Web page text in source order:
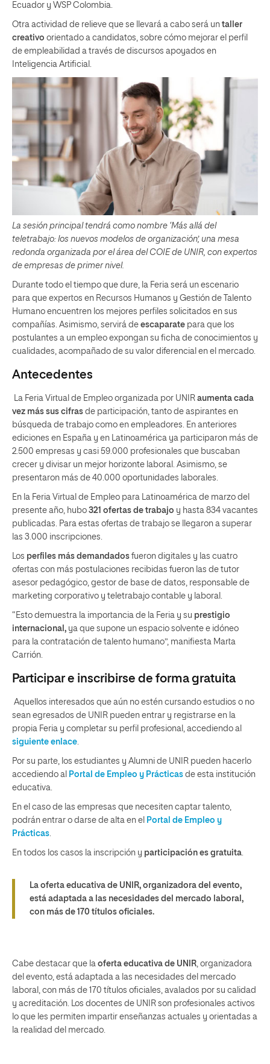
Ecuador y WSP Colombia.
Otra actividad de relieve que se llevará a cabo será un taller
creativo orientado a candidatos, sobre cómo mejorar el perfil
de empleabilidad a través de discursos apoyados en
Inteligencia Artificial.
La sesión principal tendrá como nombre ‘Más allá del
teletrabajo: los nuevos modelos de organización’, una mesa
redonda organizada por el área del COIE de UNIR, con expertos
de empresas de primer nivel.
Durante todo el tiempo que dure, la Feria será un escenario
para que expertos en Recursos Humanos y Gestión de Talento
Humano encuentren los mejores perfiles solicitados en sus
compañías. Asimismo, servirá de escaparate para que los
postulantes a un empleo expongan su ficha de conocimientos y
cualidades, acompañado de su valor diferencial en el mercado.
Antecedentes
La Feria Virtual de Empleo organizada por UNIR aumenta cada
vez más sus cifras de participación, tanto de aspirantes en
búsqueda de trabajo como en empleadores. En anteriores
ediciones en España y en Latinoamérica ya participaron más de
2.500 empresas y casi 59.000 profesionales que buscaban
crecer y divisar un mejor horizonte laboral. Asimismo, se
presentaron más de 40.000 oportunidades laborales.
En la Feria Virtual de Empleo para Latinoamérica de marzo del
presente año, hubo 321 ofertas de trabajo y hasta 834 vacantes
publicadas. Para estas ofertas de trabajo se llegaron a superar
las 3.000 inscripciones.
Los perfiles más demandados fueron digitales y las cuatro
ofertas con más postulaciones recibidas fueron las de tutor
asesor pedagógico, gestor de base de datos, responsable de
marketing corporativo y teletrabajo contable y laboral.
“Esto demuestra la importancia de la Feria y su prestigio
internacional, ya que supone un espacio solvente e idóneo
para la contratación de talento humano”, manifiesta Marta
Carrión.
Participar e inscribirse de forma gratuita
Aquellos interesados que aún no estén cursando estudios o no
sean egresados de UNIR pueden entrar y registrarse en la
propia Feria y completar su perfil profesional, accediendo al
siguiente enlace.
Por su parte, los estudiantes y Alumni de UNIR pueden hacerlo
accediendo al Portal de Empleo y Prácticas de esta institución
educativa.
En el caso de las empresas que necesiten captar talento,
podrán entrar o darse de alta en el Portal de Empleo y
Prácticas.
En todos los casos la inscripción y participación es gratuita.
La oferta educativa de UNIR, organizadora del evento,
está adaptada a las necesidades del mercado laboral,
con más de 170 títulos oficiales.
Cabe destacar que la oferta educativa de UNIR, organizadora
del evento, está adaptada a las necesidades del mercado
laboral, con más de 170 títulos oficiales, avalados por su calidad
y acreditación. Los docentes de UNIR son profesionales activos
lo que les permiten impartir enseñanzas actuales y orientadas a
la realidad del mercado.